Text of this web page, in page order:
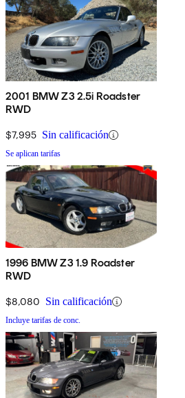
2001 BMW Z3 2.5i Roadster
RWD
$7,995 Sin calificación
Se aplican tarifas
1996 BMW Z3 1.9 Roadster
RWD
$8,080 Sin calificación
Incluye tarifas de conc.